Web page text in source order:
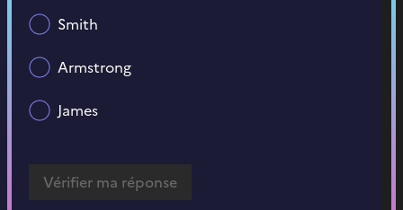
Smith
Armstrong
James